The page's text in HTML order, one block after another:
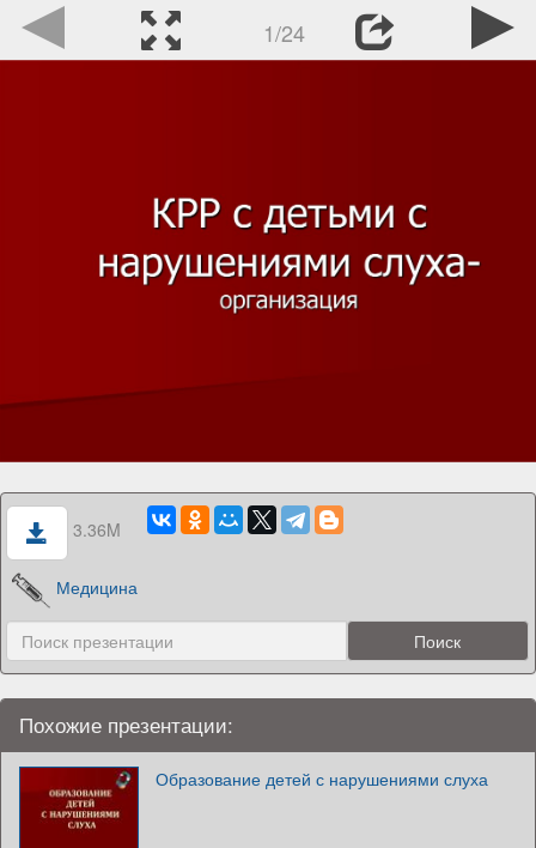
1/24
3.36M
Медицина
Похожие презентации:
Образование детей с нарушениями слуха